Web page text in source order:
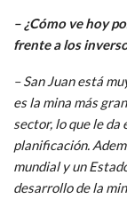
– ¿Cómo ve hoy
frente a los
– San Juan está
es la mina más
sector, lo que le da
planificación.
mundial y un
desarrollo de la